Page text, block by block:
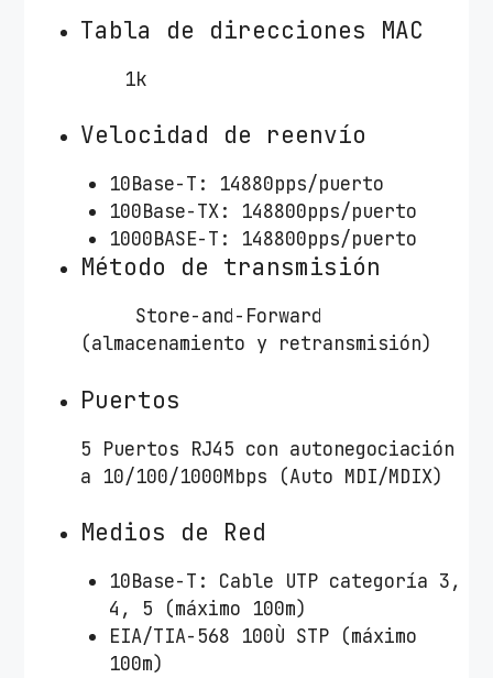
Tabla de direcciones MAC
1k
Velocidad de reenvío
10Base-T: 14880pps/puerto
100Base-TX: 148800pps/puerto
1000BASE-T: 148800pps/puerto
Método de transmisión
Store-and-Forward
(almacenamiento y retransmisión)
Puertos
5 Puertos RJ45 con autonegociación
a 10/100/1000Mbps (Auto MDI/MDIX)
Medios de Red
10Base-T: Cable UTP categoría 3,
4, 5 (máximo 100m)
EIA/TIA-568 100Ù STP (máximo
100m)